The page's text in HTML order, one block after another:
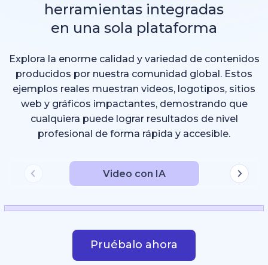
herramientas integradas
en una sola plataforma
Explora la enorme calidad y variedad de contenidos
producidos por nuestra comunidad global. Estos
ejemplos reales muestran videos, logotipos, sitios
web y gráficos impactantes, demostrando que
cualquiera puede lograr resultados de nivel
profesional de forma rápida y accesible.
Video con IA
Pruébalo ahora